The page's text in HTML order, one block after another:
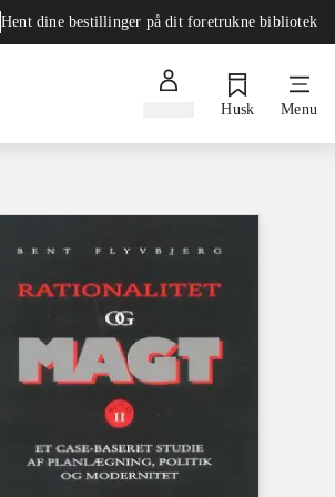
Hent dine bestillinger på dit foretrukne bibliotek
Husk Menu